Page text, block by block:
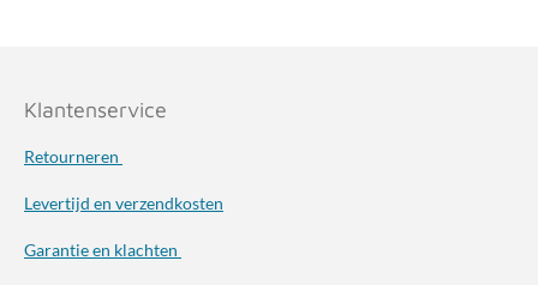
Klantenservice
Retourneren
Levertijd en verzendkosten
Garantie en klachten